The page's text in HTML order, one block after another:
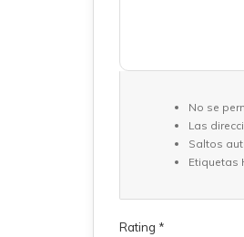
No se
Las
Saltos
Etiquetas
Rating *